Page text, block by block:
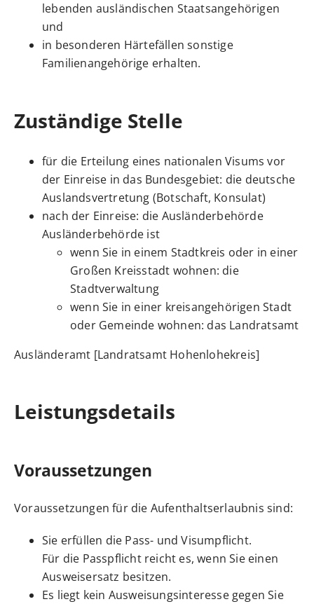
lebenden ausländischen Staatsangehörigen
und
in besonderen Härtefällensonstige
Familienangehörige erhalten.
Zuständige Stelle
für die Erteilung eines nationalen Visums vor
der Einreise in das Bundesgebiet: die deutsche
Auslandsvertretung (Botschaft, Konsulat)
nach der Einreise: die Ausländerbehörde
Ausländerbehörde ist
wenn Sie in einem Stadtkreis oder in einer
Großen Kreisstadt wohnen: die
Stadtverwaltung
wenn Sie in einer kreisangehörigen Stadt
oder Gemeinde wohnen: das Landratsamt
Ausländeramt [Landratsamt Hohenlohekreis]
Leistungsdetails
Voraussetzungen
Voraussetzungen für die Aufenthaltserlaubnis sind:
Sie erfüllen die Pass- und Visumpflicht.
Für die Passpflicht reicht es, wenn Sie einen
Ausweisersatz besitzen.
Es liegt kein Ausweisungsinteresse gegen Sie